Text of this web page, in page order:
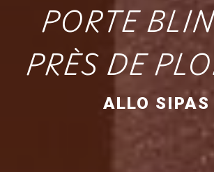
PORTE
PRÈS DE
ALLO SIPAS